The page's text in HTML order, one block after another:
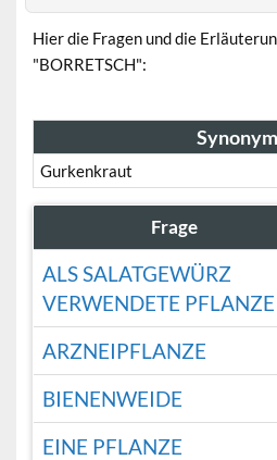
Hier die Fragen und die
"BORRETSCH":
Gurkenkraut
Frage
ALS SALATGEWÜRZ
VERWENDETE PFLANZE
ARZNEIPFLANZE
BIENENWEIDE
EINE PFLANZE